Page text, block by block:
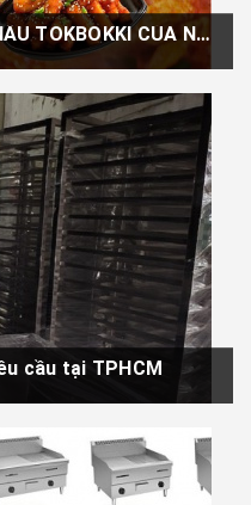
TOP LÍ DO NÊN CHỌN BẾP NẤU TOKBOKKI CỦA NGÔ GIA PHÁT
cầu tại TPHCM